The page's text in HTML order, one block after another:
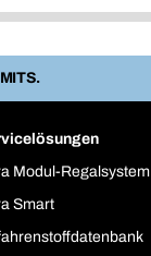
Modul-Regalsystem
Smart